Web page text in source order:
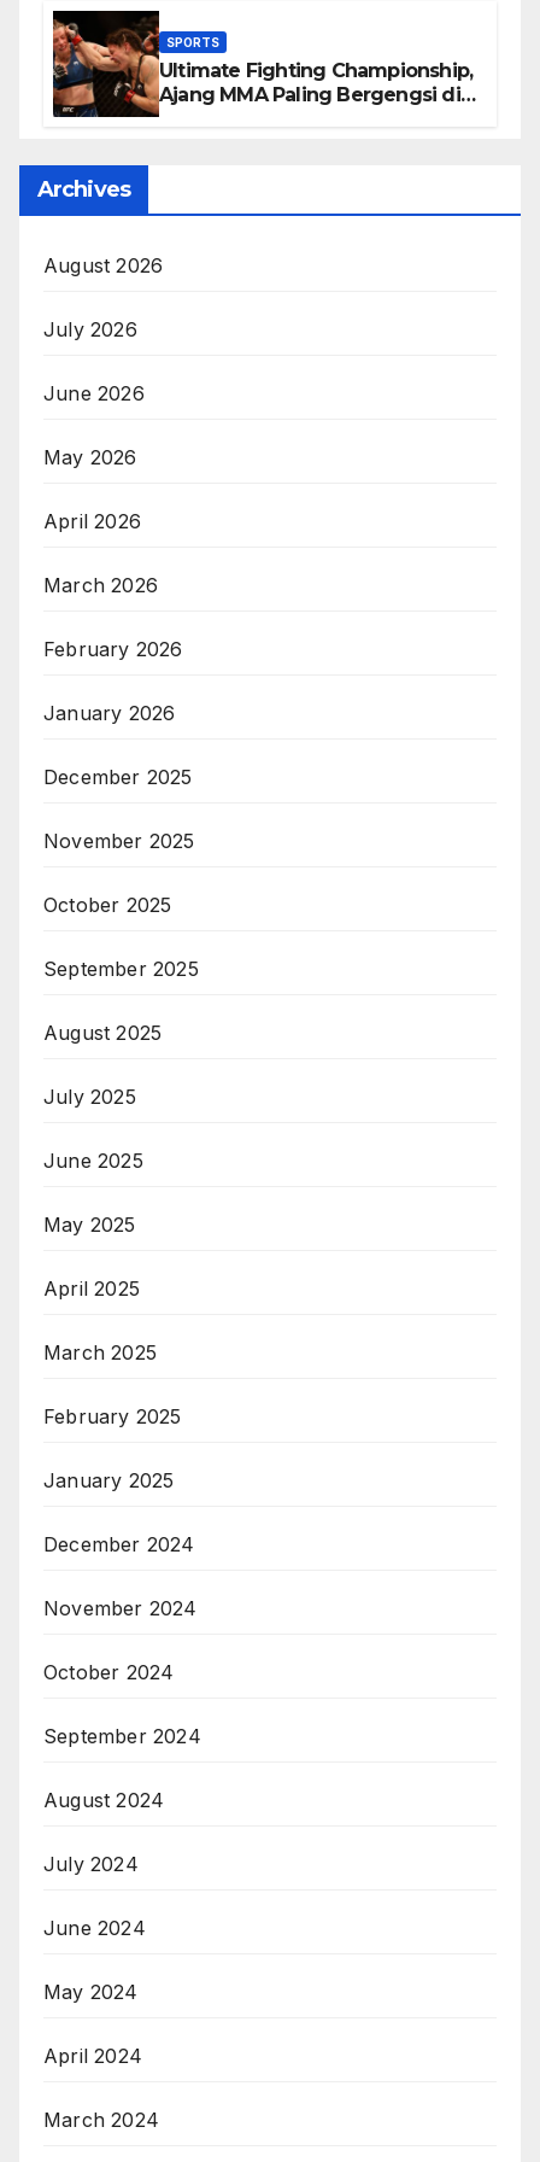
SPORTS
Ultimate Fighting Championship,
Ajang MMA Paling Bergengsi di
Archives
August 2026
July 2026
June 2026
May 2026
April 2026
March 2026
February 2026
January 2026
December 2025
November 2025
October 2025
September 2025
August 2025
July 2025
June 2025
May 2025
April 2025
March 2025
February 2025
January 2025
December 2024
November 2024
October 2024
September 2024
August 2024
July 2024
June 2024
May 2024
April 2024
March 2024